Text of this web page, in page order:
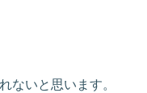
ないと思います。